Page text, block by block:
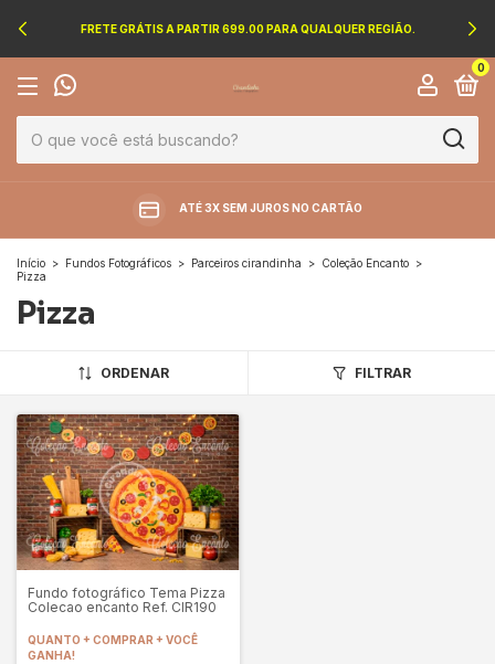
FRETE GRÁTIS A PARTIR 699.00 PARA QUALQUER REGIÃO.
0
ATÉ 3X SEM JUROS NO CARTÃO
Início > Fundos Fotográficos > Parceiros cirandinha > Coleção Encanto >
Pizza
Pizza
ORDENAR FILTRAR
Fundo fotográfico Tema Pizza
Colecao encanto Ref. CIR190
QUANTO + COMPRAR + VOCÊ
GANHA!